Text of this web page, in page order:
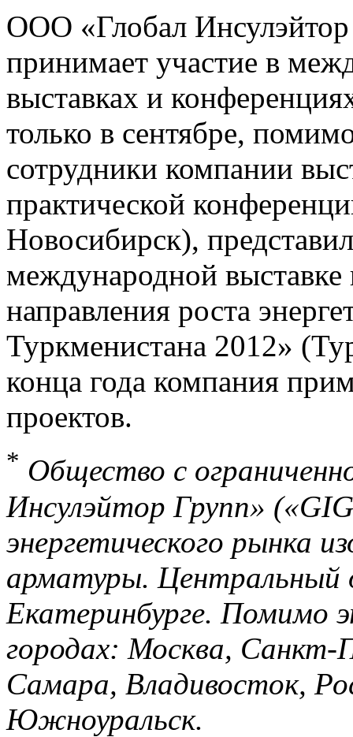
ООО «Глобал Инсулэйтор
принимает участие в
выставках и
только в сентябре,
сотрудники компании
практической
Новосибирск),
международной
направления роста
Туркменистана 2012»
конца года компания
проектов.
* Общество с
Инсулэйтор Групп»
энергетического рынка
арматуры. Центральный
Екатеринбурге. Помимо
городах: Москва, Санкт-
Самара, Владивосток,
Южноуральск.